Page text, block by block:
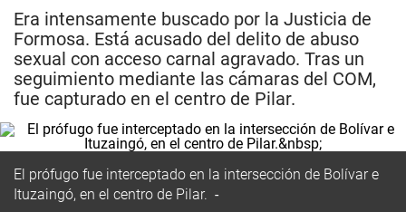
Era intensamente buscado por la Justicia de
Formosa. Está acusado del delito de abuso
sexual con acceso carnal agravado. Tras un
seguimiento mediante las cámaras del COM,
fue capturado en el centro de Pilar.
El prófugo fue interceptado en la intersección de Bolívar e
Ituzaingó, en el centro de Pilar.